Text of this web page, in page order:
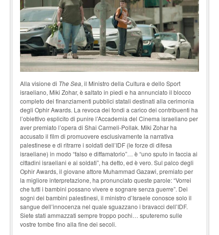
Alla visione di The Sea, il Ministro della Cultura e dello Sport
israeliano, Miki Zohar, è saltato in piedi e ha annunciato il blocco
completo dei finanziamenti pubblici statali destinati alla ceri­monia
degli Ophir Awards. La revoca dei fondi a carico dei contribuenti ha
l’obiettivo esplicito di punire l’Accademia del Cinema israeliano per
aver premiato l’opera di Shai Carmeli-Pollak. Miki Zohar ha
accusato il film di promuovere esclusivamente la narrativa
palestinese e di ritrarre i soldati dell’IDF (le forze di difesa
israeliane) in modo “falso e diffamatorio”… è “uno sputo in faccia ai
cittadini israeliani e ai soldati”, ha detto, ed è vero. Sul palco degli
Ophir Awards, il giovane attore Muhammad Gazawi, premiato per
la migliore interpre­tazione, ha pronunciato queste parole: “Vorrei
che tutti i bambini possano vivere e sognare senza guerre”. Dei
sogni dei bambini palestinesi, il ministro d’Israele conosce solo il
sangue dell’innocenza nel quale sguazzano i bravacci dell’IDF.
Siete stati ammazzati sempre troppo pochi… sputeremo sulle
vostre tombe fino alla fine dei secoli.